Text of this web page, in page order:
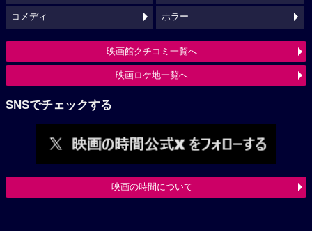
コメディ ホラー
映画館クチコミ一覧へ
映画ロケ地一覧へ
SNSでチェックする
映画の時間について